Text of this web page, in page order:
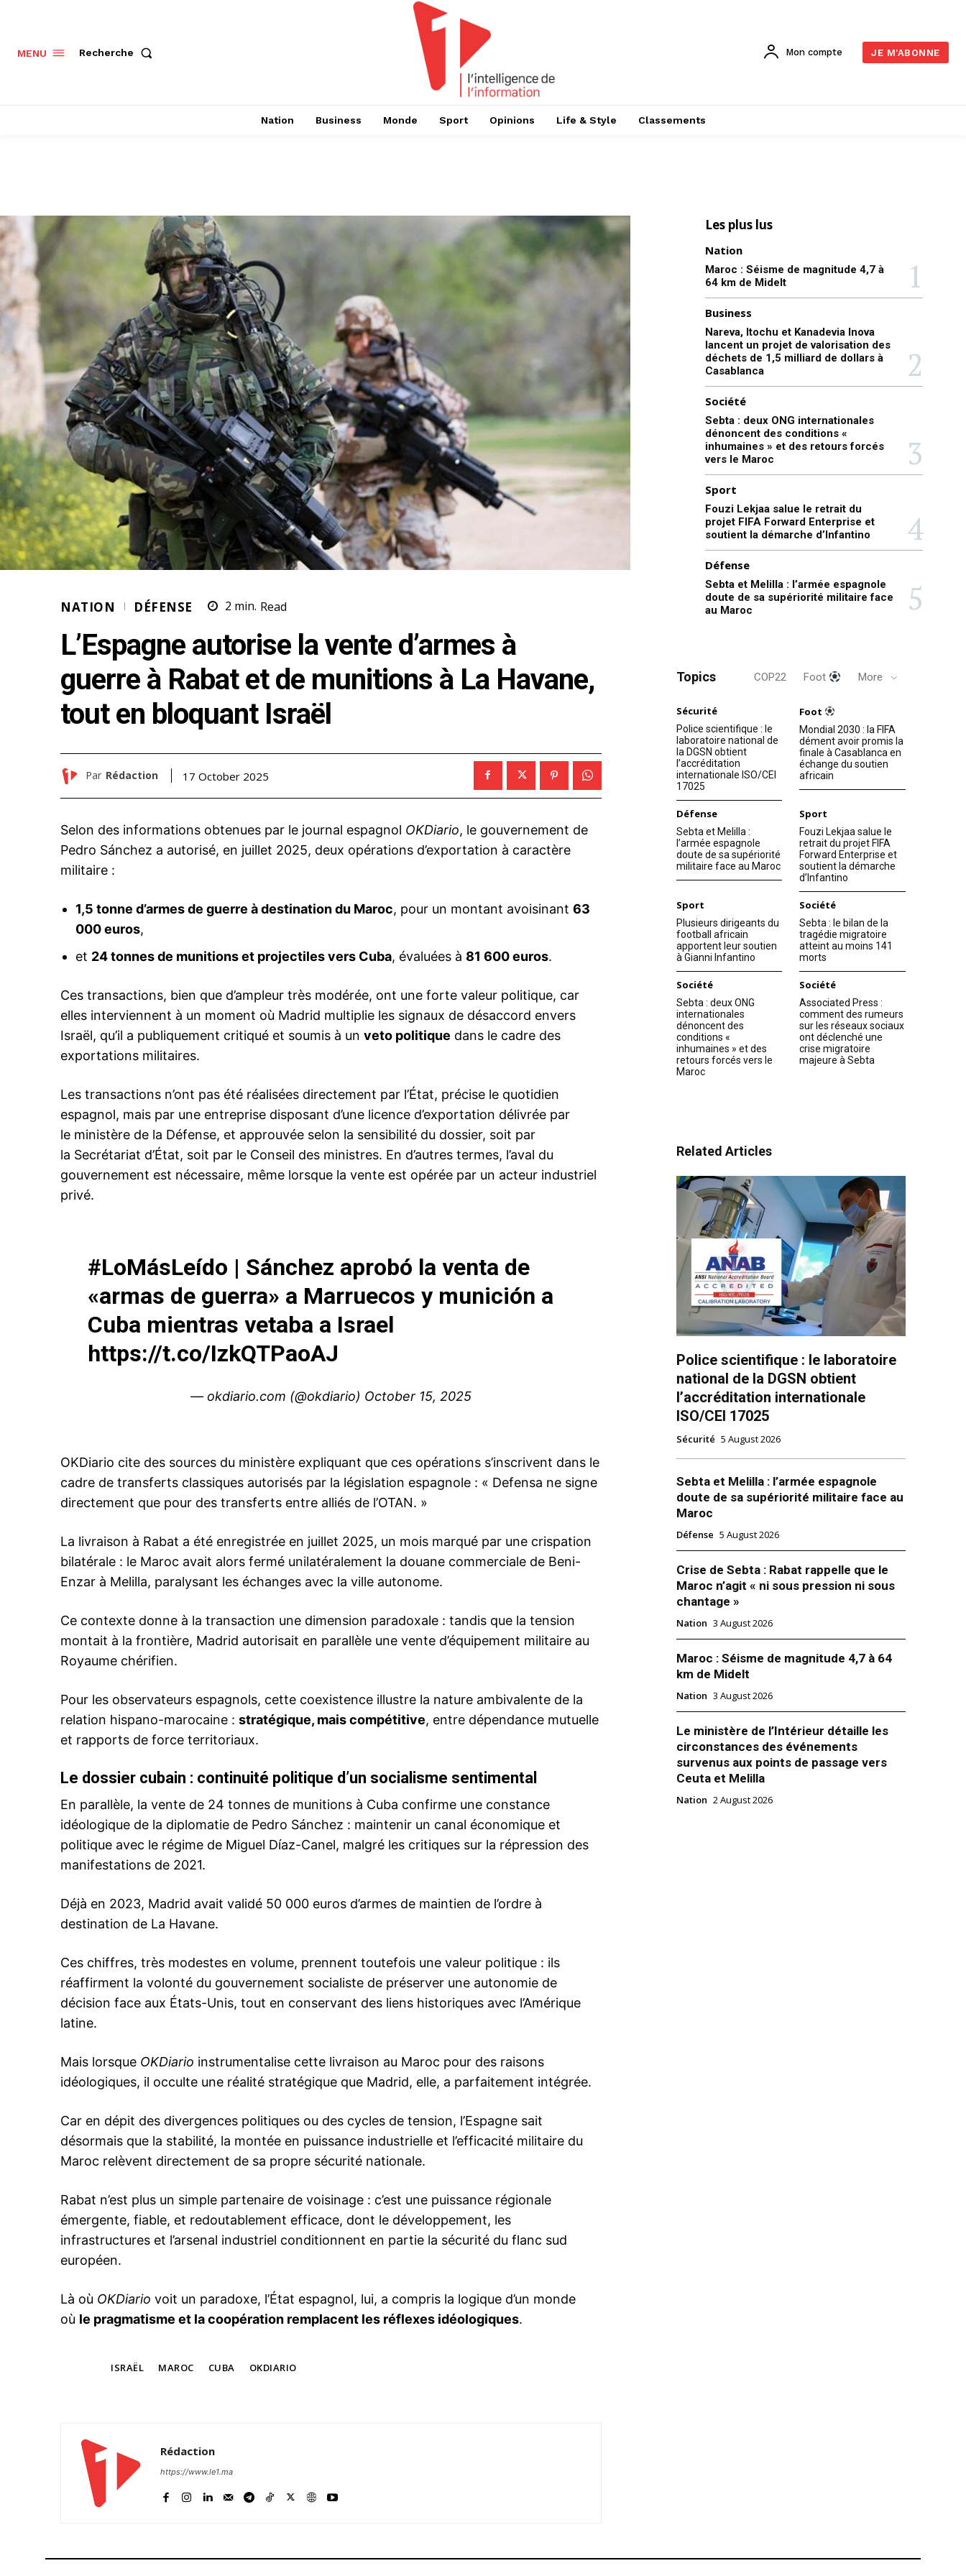
le1.ma
l'information
À propos
Nous contacter
L’aide américaine à Israël depuis le 7
octobre : entre soutien massif et débat
politique à Washington
4 September 2025
In "USA"
Urgent – Biden gèle les contrats de vente
d’armes à l’Arabie Saoudite et aux Emirats
arabes unis
temporaire des ventes d’armes
Émirats arabes unis.L’administration
américaine se donne le temps d’examiner
le détail des transactions d’armes d’une
valeur de plusieurs milliards de dollars
27 January 2021
In "Abraham Accords"
Diplomatie sous tension : Deux incidents
marquants entre la France et Israël à
Jérusalem et Paris
Les relations franco-israéliennes sont mises
à rude épreuve par une série d'incidents
rapprochés et symboliques. Entre la
polémique autour d’une banderole « Free
Palestine » déployée par des supporters
du PSG au Parc des Princes, la censure qui
MENU Recherche Mon compte JE M'ABONNE
Nation Business Monde Sport Opinions Life & Style Classements
NATION DÉFENSE 2 min. Read
L’Espagne autorise la vente d’armes à
guerre à Rabat et de munitions à La Havane,
tout en bloquant Israël
Par Rédaction 17 October 2025
Selon des informations obtenues par le journal espagnol OKDiario, le gouvernement de
Pedro Sánchez a autorisé, en juillet 2025, deux opérations d’exportation à caractère
militaire :
1,5 tonne d’armes de guerre à destination du Maroc, pour un montant avoisinant 63
000 euros,
et 24 tonnes de munitions et projectiles vers Cuba, évaluées à 81 600 euros.
Ces transactions, bien que d’ampleur très modérée, ont une forte valeur politique, car
elles interviennent à un moment où Madrid multiplie les signaux de désaccord envers
Israël, qu’il a publiquement critiqué et soumis à un veto politique dans le cadre des
exportations militaires.
Les transactions n’ont pas été réalisées directement par l’État, précise le quotidien
espagnol, mais par une entreprise disposant d’une licence d’exportation délivrée par
le ministère de la Défense, et approuvée selon la sensibilité du dossier, soit par
la Secrétariat d’État, soit par le Conseil des ministres. En d’autres termes, l’aval du
gouvernement est nécessaire, même lorsque la vente est opérée par un acteur industriel
privé.
#LoMásLeído | Sánchez aprobó la venta de
«armas de guerra» a Marruecos y munición a
Cuba mientras vetaba a Israel
https://t.co/IzkQTPaoAJ
— okdiario.com (@okdiario) October 15, 2025
OKDiario cite des sources du ministère expliquant que ces opérations s’inscrivent dans le
cadre de transferts classiques autorisés par la législation espagnole : « Defensa ne signe
directement que pour des transferts entre alliés de l’OTAN. »
La livraison à Rabat a été enregistrée en juillet 2025, un mois marqué par une crispation
bilatérale : le Maroc avait alors fermé unilatéralement la douane commerciale de Beni-
Enzar à Melilla, paralysant les échanges avec la ville autonome.
Ce contexte donne à la transaction une dimension paradoxale : tandis que la tension
montait à la frontière, Madrid autorisait en parallèle une vente d’équipement militaire au
Royaume chérifien.
Pour les observateurs espagnols, cette coexistence illustre la nature ambivalente de la
relation hispano-marocaine : stratégique, mais compétitive, entre dépendance mutuelle
et rapports de force territoriaux.
Le dossier cubain : continuité politique d’un socialisme sentimental
En parallèle, la vente de 24 tonnes de munitions à Cuba confirme une constance
idéologique de la diplomatie de Pedro Sánchez : maintenir un canal économique et
politique avec le régime de Miguel Díaz-Canel, malgré les critiques sur la répression des
manifestations de 2021.
Déjà en 2023, Madrid avait validé 50 000 euros d’armes de maintien de l’ordre à
destination de La Havane.
Ces chiffres, très modestes en volume, prennent toutefois une valeur politique : ils
réaffirment la volonté du gouvernement socialiste de préserver une autonomie de
décision face aux États-Unis, tout en conservant des liens historiques avec l’Amérique
latine.
Mais lorsque OKDiario instrumentalise cette livraison au Maroc pour des raisons
idéologiques, il occulte une réalité stratégique que Madrid, elle, a parfaitement intégrée.
Car en dépit des divergences politiques ou des cycles de tension, l’Espagne sait
désormais que la stabilité, la montée en puissance industrielle et l’efficacité militaire du
Maroc relèvent directement de sa propre sécurité nationale.
Rabat n’est plus un simple partenaire de voisinage : c’est une puissance régionale
émergente, fiable, et redoutablement efficace, dont le développement, les
infrastructures et l’arsenal industriel conditionnent en partie la sécurité du flanc sud
européen.
Là où OKDiario voit un paradoxe, l’État espagnol, lui, a compris la logique d’un monde
où le pragmatisme et la coopération remplacent les réflexes idéologiques.
ISRAËL MAROC CUBA OKDIARIO
Rédaction
https://www.le1.ma
Les plus lus
Nation
Maroc : Séisme de magnitude 4,7 à
64 km de Midelt
Business
Nareva, Itochu et Kanadevia Inova
lancent un projet de valorisation des
déchets de 1,5 milliard de dollars à
Casablanca
Société
Sebta : deux ONG internationales
dénoncent des conditions «
inhumaines » et des retours forcés
vers le Maroc
Sport
Fouzi Lekjaa salue le retrait du
projet FIFA Forward Enterprise et
soutient la démarche d’Infantino
Défense
Sebta et Melilla : l’armée espagnole
doute de sa supériorité militaire face
au Maroc
Topics COP22 Foot More
Sécurité
Police scientifique : le
laboratoire national de
la DGSN obtient
l’accréditation
internationale ISO/CEI
17025
Foot
Mondial 2030 : la FIFA
dément avoir promis la
finale à Casablanca en
échange du soutien
africain
Défense
Sebta et Melilla :
l’armée espagnole
doute de sa supériorité
militaire face au Maroc
Sport
Fouzi Lekjaa salue le
retrait du projet FIFA
Forward Enterprise et
soutient la démarche
d’Infantino
Sport
Plusieurs dirigeants du
football africain
apportent leur soutien
à Gianni Infantino
Société
Sebta : le bilan de la
tragédie migratoire
atteint au moins 141
morts
Société
Sebta : deux ONG
internationales
dénoncent des
conditions «
inhumaines » et des
retours forcés vers le
Maroc
Société
Associated Press :
comment des rumeurs
sur les réseaux sociaux
ont déclenché une
crise migratoire
majeure à Sebta
Related Articles
Police scientifique : le laboratoire
national de la DGSN obtient
l’accréditation internationale
ISO/CEI 17025
Sécurité 5 August 2026
Sebta et Melilla : l’armée espagnole
doute de sa supériorité militaire face au
Maroc
Défense 5 August 2026
Crise de Sebta : Rabat rappelle que le
Maroc n’agit « ni sous pression ni sous
chantage »
Nation 3 August 2026
Maroc : Séisme de magnitude 4,7 à 64
km de Midelt
Nation 3 August 2026
Le ministère de l’Intérieur détaille les
circonstances des événements
survenus aux points de passage vers
Ceuta et Melilla
Nation 2 August 2026